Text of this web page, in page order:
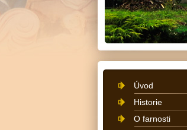
Úvod
Historie
O farnosti